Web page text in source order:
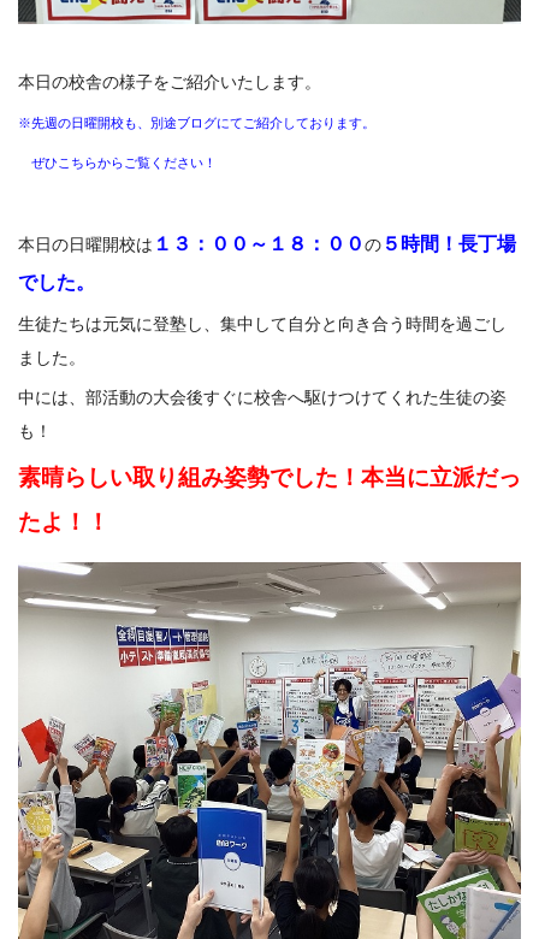
本日の校舎の様子をご紹介いたします。
※先週の日曜開校も、別途ブログにてご紹介しております。
ぜひこちらからご覧ください！
本日の日曜開校は １３：００～１８：００ の ５ 時間！長丁場
でした。
生徒たちは元気に登塾し、集中して自分と向き合う時間を過ごし
ました。
中には、部活動の大会後すぐに校舎へ駆けつけてくれた生徒の姿
も！
素晴らしい取り組み姿勢でした！本当に立派だっ
たよ！！